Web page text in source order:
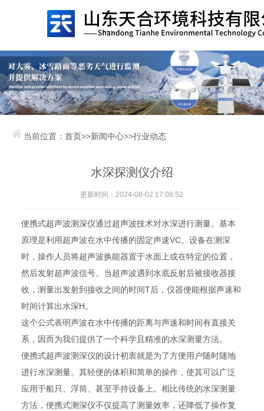
当前位置：首页>>新闻中心>>行业动态
水深探测仪介绍
更新时间：2024-08-02 17:08:52
便携式超声波测深仪通过超声波技术对水深进行测量。基本
原理是利用超声波在水中传播的固定声速VC。设备在测深
时，操作人员将超声波换能器置于水面上或在特定的位置，
然后发射超声波信号。当超声波遇到水底反射后被接收器接
收，测量出发射到接收之间的时间T后，仪器便能根据声速和
时间计算出水深H。
这个公式表明声波在水中传播的距离与声速和时间有直接关
系，因而为我们提供了一个科学且精准的水深测量方法。
便携式超声波测深仪的设计初衷就是为了方便用户随时随地
进行水深测量。其轻便的体积和简单的操作，使其可以广泛
应用于船只、浮筒、甚至手持设备上。相比传统的水深测量
方法，便携式测深仪不仅提高了测量效率，还降低了操作复